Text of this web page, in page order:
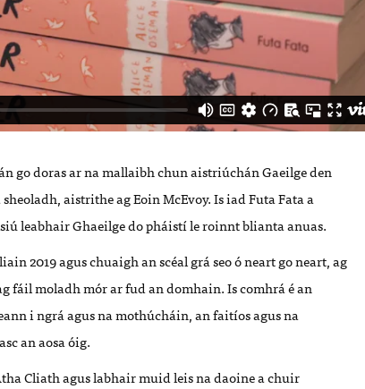
n go doras ar na mallaibh chun aistriúchánGaeilgeden
sheoladh, aistrithe ag Eoin McEvoy. Is iad Futa Fata a
úleabhair Ghaeilge do pháistíle roinnt bliantaanuas.
2019 agus chuaigh an scéal gráseo óneart go neart, ag
fáil moladh mór ar fud andomhain. Is comhrá éan
i ngrá agus na mothúcháin, an faitíos agus na
an aosa óig.
tha Cliath agus labhair muid leis na daoine a chuir